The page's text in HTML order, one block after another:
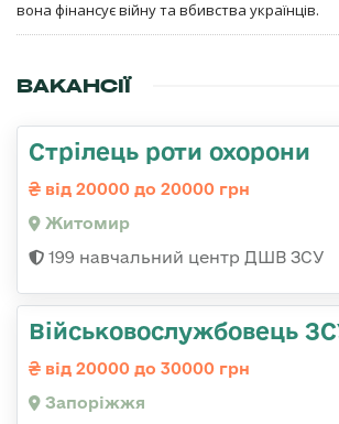
вона фінансує війну та вбивства українців.
ВАКАНСІЇ
Стрілець роти охорони
від 20000 до 20000 грн
Житомир
199 навчальний центр ДШВ ЗСУ
Військовослужбовець
від 20000 до 30000 грн
Запоріжжя